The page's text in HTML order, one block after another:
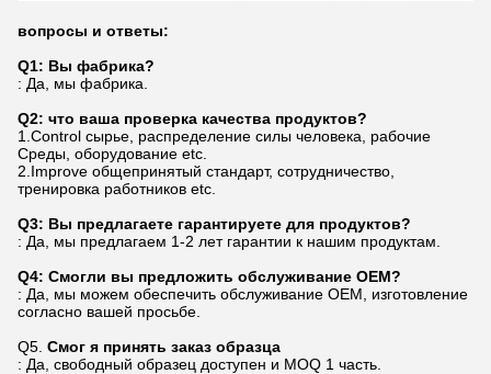
вопросы и ответы:
Q1: Вы фабрика?
: Да, мы фабрика.
Q2: что ваша проверка качества продуктов?
1.Control сырье, распределение силы человека, рабочие
Среды, оборудование etc.
2.Improve общепринятый стандарт, сотрудничество,
тренировка работников etc.
Q3: Вы предлагаете гарантируете для продуктов?
: Да, мы предлагаем 1-2 лет гарантии к нашим продуктам.
Q4: Смогли вы предложить обслуживание OEM?
: Да, мы можем обеспечить обслуживание OEM, изготовление
согласно вашей просьбе.
Q5. Смог я принять заказ образца
: Да, свободный образец доступен и MOQ 1 часть.